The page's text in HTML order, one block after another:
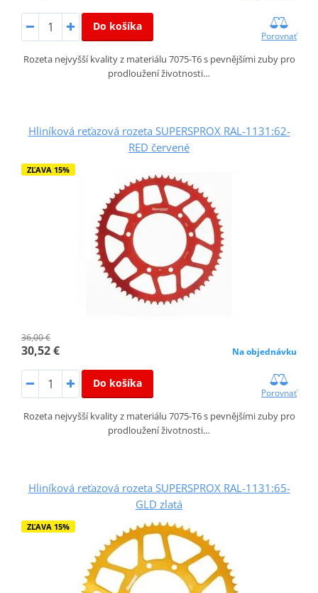
Do košíka
Porovnať
Rozeta nejvyšší kvality z materiálu 7075-T6 s pevnějšími zuby pro
prodloužení životnosti…
Hliníková reťazová rozeta SUPERSPROX RAL-1131:62-
RED červené
ZĽAVA 15%
36,00 €
30,52 € Na objednávku
Do košíka
Porovnať
Rozeta nejvyšší kvality z materiálu 7075-T6 s pevnějšími zuby pro
prodloužení životnosti…
Hliníková reťazová rozeta SUPERSPROX RAL-1131:65-
GLD zlatá
ZĽAVA 15%